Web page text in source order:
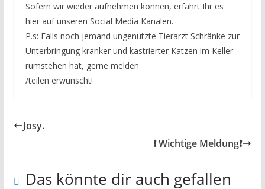
Sofern wir wieder aufnehmen können, erfahrt Ihr es
hier auf unseren Social Media Kanälen.
P.s: Falls noch jemand ungenutzte Tierarzt Schränke zur
Unterbringung kranker und kastrierter Katzen im Keller
rumstehen hat, gerne melden.
/teilen erwünscht!
Josy.
❗️ Wichtige Meldung❗️
Das könnte dir auch gefallen